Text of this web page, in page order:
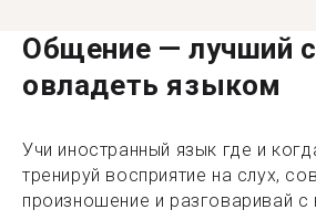
Общение — лучший
овладеть языком
Учи иностранный язык где и
тренируй восприятие на слух,
произношение и разговаривай с